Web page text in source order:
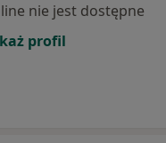
nie jest dostępne
profil